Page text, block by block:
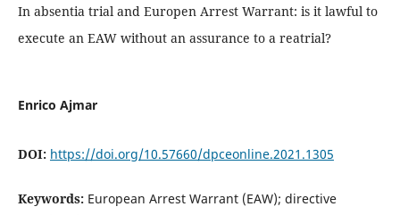
In absentia trial and Europen Arrest Warrant: is it lawful to
execute an EAW without an assurance to a reatrial?
Enrico Ajmar
DOI: https://doi.org/10.57660/dpceonline.2021.1305
Keywords: European Arrest Warrant (EAW); directive